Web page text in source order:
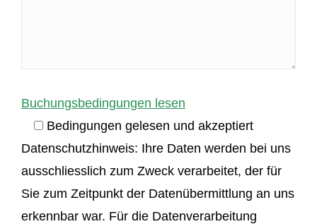
Buchungsbedingungen lesen
Bedingungen gelesen und akzeptiert
Datenschutzhinweis: Ihre Daten werden bei uns
ausschliesslich zum Zweck verarbeitet, der für
Sie zum Zeitpunkt der Datenübermittlung an uns
erkennbar war. Für die Datenverarbeitung